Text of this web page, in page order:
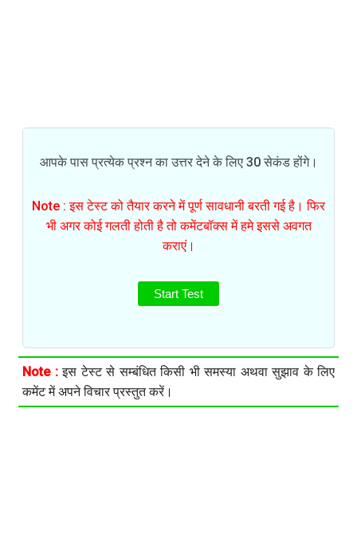
आपके पास प्रत्येक प्रश्न का उत्तर देने के लिए 30 सेकंड होंगे।
Note : इस टेस्ट को तैयार करने में पूर्ण सावधानी बरती गई है। फिर
भी अगर कोई गलती होती है तो कमेंटबॉक्स में हमे इससे अवगत
कराएं।
Start Test
Note :इस टेस्ट से सम्बंधित किसी भी समस्या अथवा सुझाव के लिए
कमेंट में अपने विचार प्रस्तुत करें।